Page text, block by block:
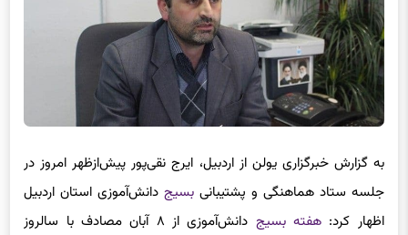
جلسه ستاد هماهنگی و پشتیبانی بسیجدانش‌آموزی استان اردبیل
اظهار کرد:هفته بسیج
دانش‌آموزی از ۸ آبان مصادف با سالروز
شهادت شهید ۱۳ ساله شهید محمدحسین فهمیده آغاز و با یوم‌الله